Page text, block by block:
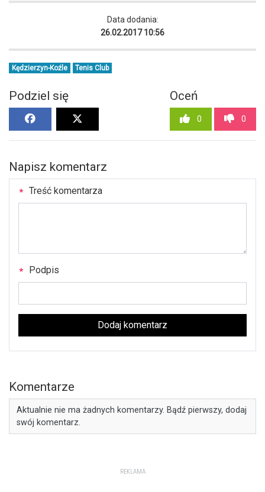
Data dodania:
26.02.2017 10:56
Kędzierzyn-Koźle Tenis Club
Podziel się Oceń
0 0
Napisz komentarz
Treść komentarza
Podpis
Dodaj komentarz
Komentarze
Aktualnie nie ma żadnych komentarzy. Bądź pierwszy, dodaj
swój komentarz.
REKLAMA